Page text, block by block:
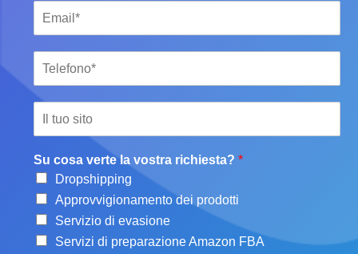
Su cosa verte la vostra richiesta?*
Dropshipping
Approvvigionamento dei prodotti
Servizio di evasione
Servizi di preparazione Amazon FBA